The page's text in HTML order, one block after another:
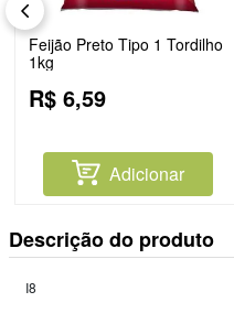
Feijão Preto Tipo 1 Tordilho
1kg
R$ 6,59
Adicionar
Descrição do produto
I8